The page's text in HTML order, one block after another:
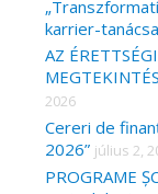
karrier-
AZ
2026
Cereri de
2026” július 2,
PROGRAME